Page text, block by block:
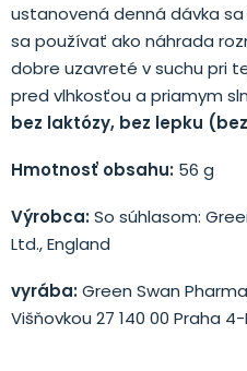
ustanovená denná dávka
sa používať ako náhrada
dobre uzavreté v suchu pri
pred vlhkosťou a priamym
bez laktózy, bez lepku
Hmotnosť obsahu: 56 g
Výrobca:So súhlasom:
Ltd., England
vyrába:Green Swan
Višňovkou 27 140 00 Praha